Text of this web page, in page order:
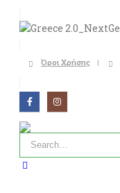
Όροι Χρήσης